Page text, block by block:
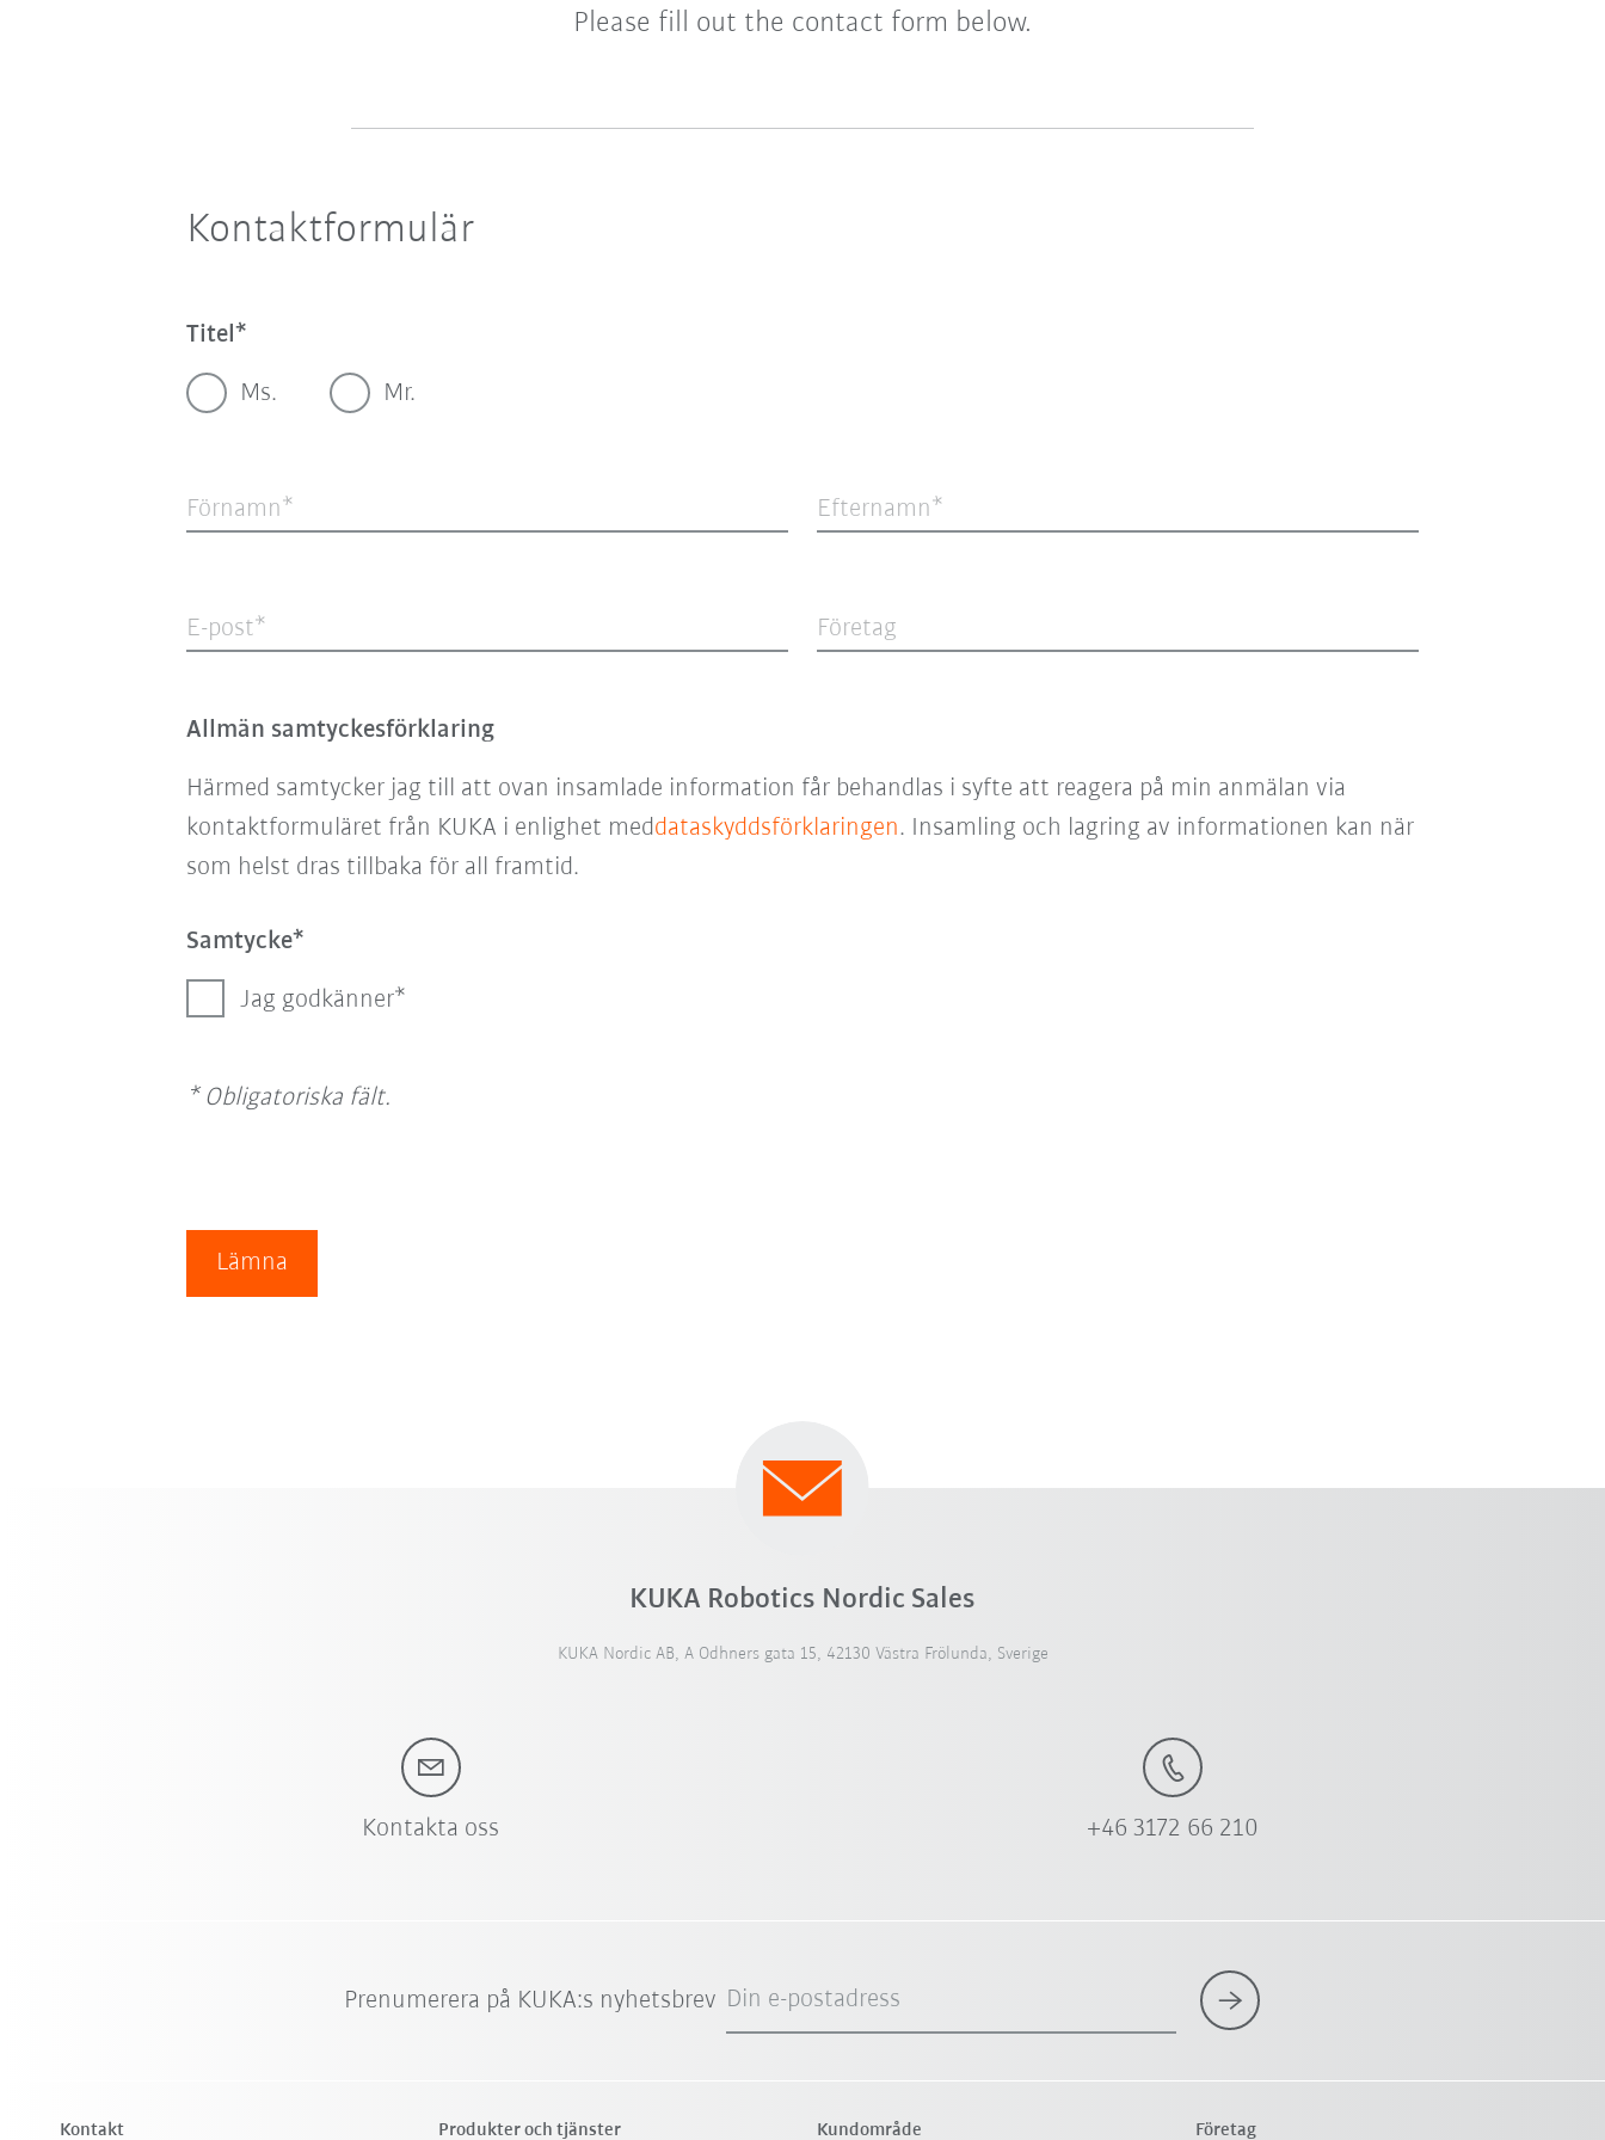
Please fill out the contact form below.
Kontaktformulär
Titel
Ms. Mr.
Förnamn Efternamn
E-post Företag
Allmän samtyckesförklaring
Härmed samtycker jag till att ovan insamlade information får behandlas i syfte att reagera på min anmälan via
kontaktformuläret från KUKA i enlighet meddataskyddsförklaringen. Insamling och lagring av informationen kan när
som helst dras tillbaka för all framtid.
Samtycke
Jag godkänner
* Obligatoriska fält.
Lämna
KUKA Robotics Nordic Sales
KUKA Nordic AB, A Odhners gata 15, 42130 Västra Frölunda, Sverige
Kontakta oss +46 3172 66 210
Prenumerera på KUKA:s nyhetsbrev Din e-postadress
Kontakt Produkter och tjänster Kundområde Företag